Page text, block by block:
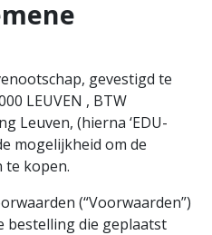
gevestigd te
LEUVEN , BTW
Leuven, (hierna ‘EDU-
mogelijkheid om de
te kopen.
(“Voorwaarden”)
bestelling die geplaatst